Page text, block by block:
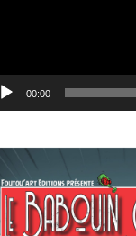
00:00